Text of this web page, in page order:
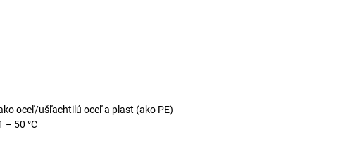
oceľ/ušľachtilú oceľ a plast (ako PE)
– 50 °C